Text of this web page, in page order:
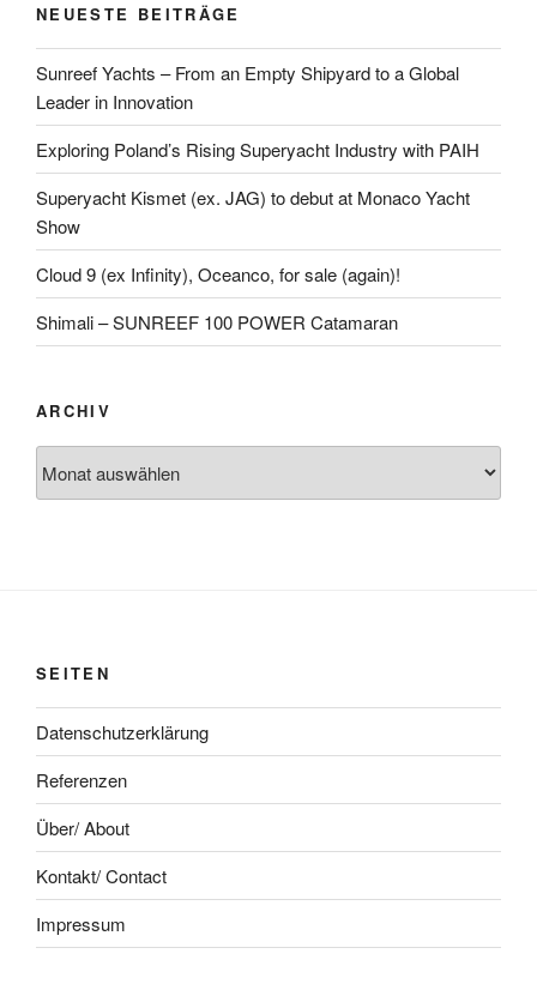
NEUESTE BEITRÄGE
Sunreef Yachts – From an Empty Shipyard to a Global
Leader in Innovation
Exploring Poland’s Rising Superyacht Industry with PAIH
Superyacht Kismet (ex. JAG) to debut at Monaco Yacht
Show
Cloud 9 (ex Infinity), Oceanco, for sale (again)!
Shimali – SUNREEF 100 POWER Catamaran
ARCHIV
SEITEN
Datenschutzerklärung
Referenzen
Über/ About
Kontakt/ Contact
Impressum